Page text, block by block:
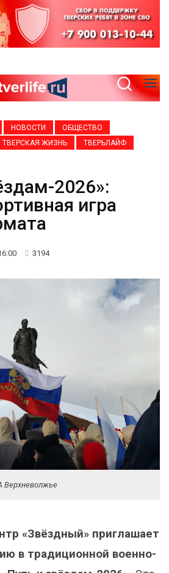
НОВОСТИ
ОБЩЕСТВО
ТВЕРСКАЯ ЖИЗНЬ
ТВЕРЬЛАЙФ
2026»:
игра
3194
Верхневолжье
«Звёздный» приглашает
в традиционной военно-